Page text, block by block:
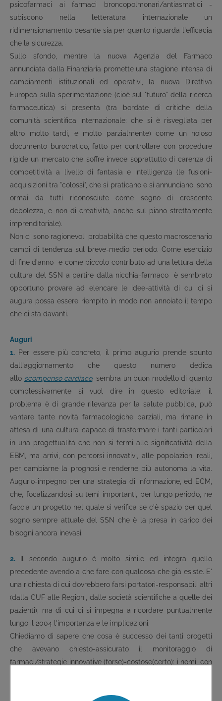
psicofarmaci ai farmaci broncopolmonari/antiasmatici ­
subiscono nella letteratura internazionale un
ridimensionamento pesante sia per quanto riguarda l'efficacia
che la sicurezza.
Sullo sfondo, mentre la nuova Agenzia del Farmaco
annunciata dalla Finanziaria promette una stagione intensa di
cambiamenti istituzionali ed operativi, la nuova Direttiva
Europea sulla sperimentazione (cioè sul "futuro" della ricerca
farmaceutica) si presenta (tra bordate di critiche della
comunità scientifica internazionale: che si è risvegliata per
altro molto tardi, e molto parzialmente) come un noioso
documento burocratico, fatto per controllare con procedure
rigide un mercato che soffre invece soprattutto di carenza di
competitività a livello di fantasia e intelligenza (le fusioni-
acquisizioni tra "colossi", che si praticano e si annunciano, sono
ormai da tutti riconosciute come segno di crescente
debolezza, e non di creatività, anche sul piano strettamente
imprenditoriale).
Non ci sono ragionevoli probabilità che questo macroscenario
cambi di tendenza sul breve-medio periodo. Come esercizio
di fine d'anno ­ e come piccolo contributo ad una lettura della
cultura del SSN a partire dalla nicchia-farmaco ­ è sembrato
opportuno provare ad elencare le idee-attività di cui ci si
augura possa essere riempito in modo non annoiato il tempo
che ci sta davanti.
Auguri
1. Per essere più concreto, il primo augurio prende spunto
dall'aggiornamento che questo numero dedica
allo scompenso cardiaco: sembra un buon modello di quanto
complessivamente si vuol dire in questo editoriale: il
problema è di grande rilevanza per la salute pubblica, può
vantare tante novità farmacologiche parziali, ma rimane in
attesa di una cultura capace di trasformare i tanti particolari
in una progettualità che non si fermi alle significatività della
EBM, ma arrivi, con percorsi innovativi, alle popolazioni reali,
per cambiarne la prognosi e renderne più autonoma la vita.
Augurio-impegno per una strategia di informazione, ed ECM,
che, focalizzandosi su temi importanti, per lungo periodo, ne
faccia un progetto nel quale si verifica se c'è spazio per quel
sogno sempre attuale del SSN che è la presa in carico dei
bisogni ancora inevasi.
2.
Il secondo augurio è molto simile ed integra quello
precedente avendo a che fare con qualcosa che già esiste. E'
una richiesta di cui dovrebbero farsi portatori-responsabili altri
(dalla CUF alle Regioni, dalle società scientifiche a quelle dei
pazienti), ma di cui ci si impegna a ricordare puntualmente
lungo il 2004 l'importanza e le implicazioni.
Chiediamo di sapere che cosa è successo dei tanti progetti
che avevano chiesto-assicurato il monitoraggio di
farmaci/strategie innovative (forse)-costose(certo): i nomi, con